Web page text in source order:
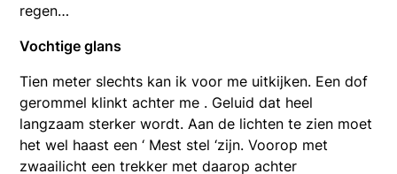
regen…
Vochtige glans
Tien meter slechts kan ik voor me uitkijken. Een dof
gerommel klinkt achter me . Geluid dat heel
langzaam sterker wordt. Aan de lichten te zien moet
het wel haast een ‘ Mest stel ‘zijn. Voorop met
zwaailicht een trekker met daarop achter